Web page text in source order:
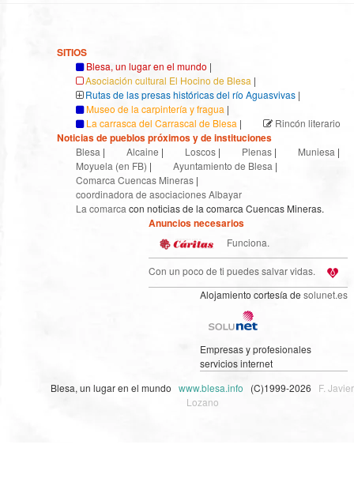
SITIOS
Blesa, un lugar en el mundo |
Asociación cultural El Hocino de Blesa |
Rutas de las presas históricas del río Aguasvivas |
Museo de la carpintería y fragua |
La carrasca del Carrascal de Blesa | Rincón literario
Noticias de pueblos próximos y de instituciones
Blesa | Alcaine | Loscos | Plenas | Muniesa |
Moyuela (en FB) | Ayuntamiento de Blesa |
Comarca Cuencas Mineras |
coordinadora de asociaciones Albayar
La comarca con noticias de la comarca Cuencas Mineras.
Anuncios necesarios
Funciona.
Con un poco de ti puedes salvar vidas.
Alojamiento cortesía de solunet.es
Empresas y profesionales
servicios internet
Blesa, un lugar en el mundo www.blesa.info (C)1999-2026 F. Javier
Lozano